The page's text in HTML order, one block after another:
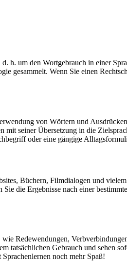
h. um den Wortgebrauch in einer
gesammelt. Wenn Sie einen
von Wörtern und
mit seiner Übersetzung in die
oder eine gängige
Büchern, Filmdialogen und
die Ergebnisse nach einer
Redewendungen,
tatsächlichen Gebrauch und sehen
noch mehr Spaß!